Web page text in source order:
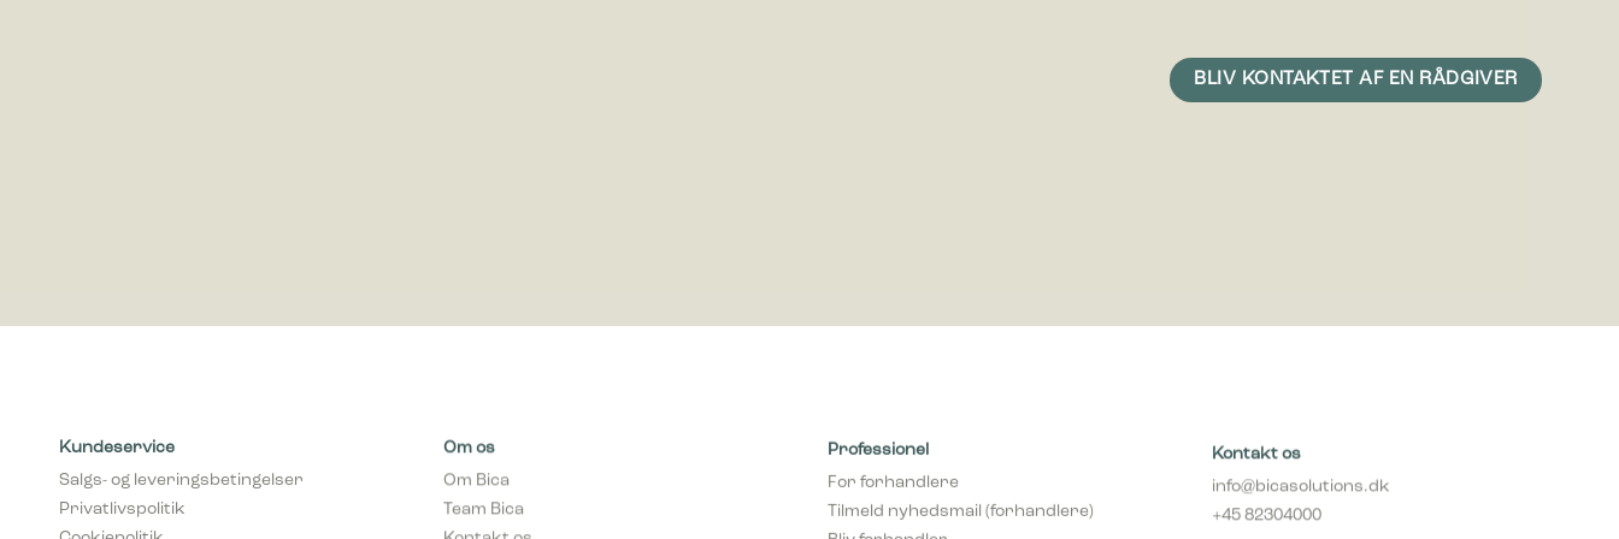
Kundeservice
Salgs- og leveringsbetingelser
Privatlivspolitik
Om os
Om Bica
Team Bica
Professionel
For forhandlere
Tilmeld nyhedsmail (forhandlere)
Kontakt os
info@bicasolutions.dk
+45 82304000